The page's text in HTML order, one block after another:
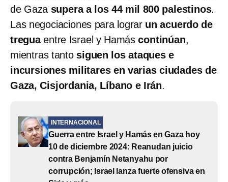
de Gaza supera a los 44 mil 800 palestinos.
Las negociaciones para lograr un acuerdo de
treguaentre Israel y Hamás continúan,
mientras tanto siguen los ataques e
incursiones militares en varias ciudades de
Gaza, Cisjordania, Líbano e Irán.
INTERNACIONAL
Guerra entre Israel y Hamás en Gaza hoy
10 de diciembre 2024: Reanudan juicio
contra Benjamín Netanyahu por
corrupción; Israel lanza fuerte ofensiva en